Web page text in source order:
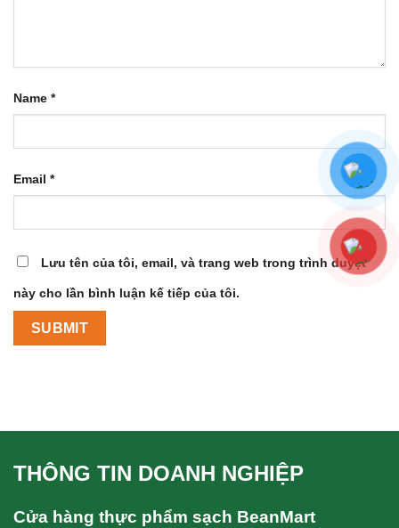
Name *
Email *
Lưu tên của tôi, email, và trang web trong trình duyệt
này cho lần bình luận kế tiếp của tôi.
THÔNG TIN DOANH NGHIỆP
Cửa hàng thực phẩm sạch BeanMart